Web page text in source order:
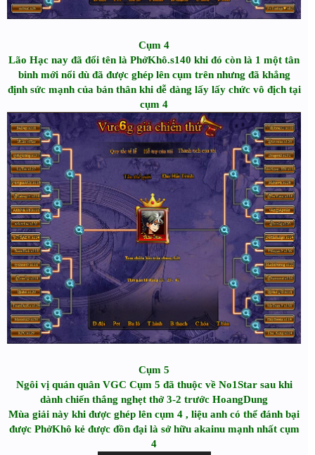
Cụm 4
Lão Hạc nay đã đổi tên là PhởKhô.s140 khi đó còn là 1 một tân
binh mới nổi dù đã được ghép lên cụm trên nhưng đã khẳng
định sức mạnh của bản thân khi dễ dàng lấy lấy chức vô địch tại
cụm 4
Cụm 5
Ngôi vị quán quân VGC Cụm 5 đã thuộc về No1Star sau khi
dành chiến thắng nghẹt thở 3-2 trước HoangDung
Mùa giải này khi được ghép lên cụm 4 , liệu anh có thể đánh bại
được PhởKhô kẻ được đồn đại là sở hữu akainu mạnh nhất cụm
4